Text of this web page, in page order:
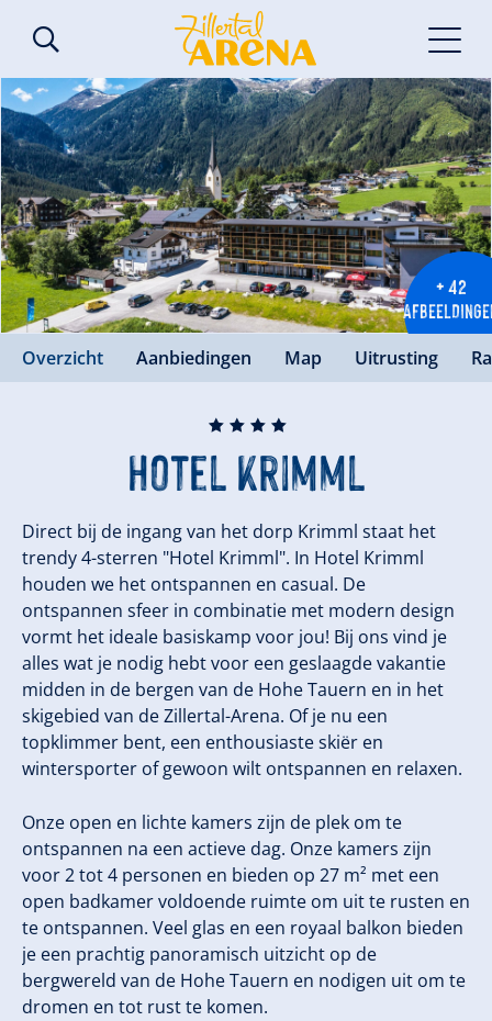
+ 42
Overzicht Aanbiedingen Map Uitrusting
🞙 🞙 🞙 🞙
Hotel Krimml
Direct bij de ingang van het dorp Krimml staat het
trendy 4-sterren "Hotel Krimml". In Hotel Krimml
houden we het ontspannen en casual. De
ontspannen sfeer in combinatie met modern design
vormt het ideale basiskamp voor jou! Bij ons vind je
alles wat je nodig hebt voor een geslaagde vakantie
midden in de bergen van de Hohe Tauern en in het
skigebied van de Zillertal-Arena. Of je nu een
topklimmer bent, een enthousiaste skiër en
wintersporter of gewoon wilt ontspannen en relaxen.
Onze open en lichte kamers zijn de plek om te
ontspannen na een actieve dag. Onze kamers zijn
voor 2 tot 4 personen en bieden op 27 m² met een
open badkamer voldoende ruimte om uit te rusten en
te ontspannen. Veel glas en een royaal balkon bieden
je een prachtig panoramisch uitzicht op de
bergwereld van de Hohe Tauern en nodigen uit om te
dromen en tot rust te komen.